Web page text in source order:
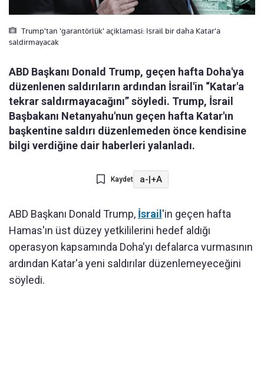
Trump'tan 'garantörlük' açiklamasi: Israil bir daha Katar'a
saldirmayacak
ABD Başkanı Donald Trump, geçen hafta Doha'ya
düzenlenen saldırıların ardından İsrail'in “Katar'a
tekrar saldırmayacağını” söyledi. Trump, İsrail
Başbakanı Netanyahu'nun geçen hafta Katar'ın
başkentine saldırı düzenlemeden önce kendisine
bilgi verdiğine dair haberleri yalanladı.
Kaydet a-|+A
ABD Başkanı Donald Trump, İsrail 'in geçen hafta
Hamas'ın üst düzey yetkililerini hedef aldığı
operasyon kapsamında Doha'yı defalarca vurmasının
ardından Katar'a yeni saldırılar düzenlemeyeceğini
söyledi.